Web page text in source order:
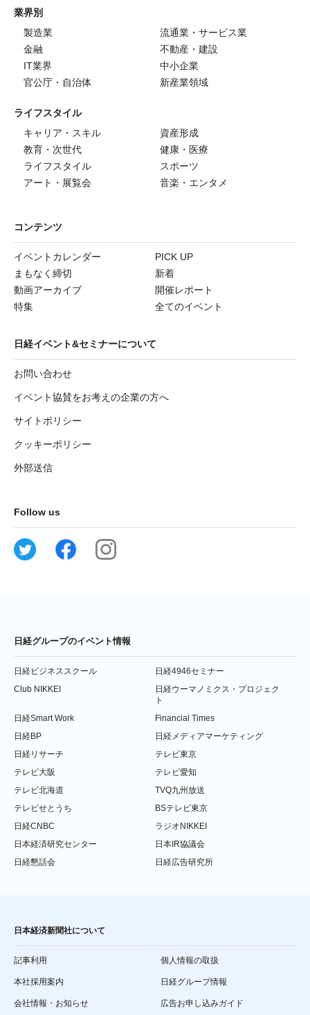
業界別
製造業
流通業・サービス業
金融
不動産・建設
IT業界
中小企業
官公庁・自治体
新産業領域
ライフスタイル
キャリア・スキル
資産形成
教育・次世代
健康・医療
ライフスタイル
スポーツ
アート・展覧会
音楽・エンタメ
コンテンツ
イベントカレンダー
PICK UP
まもなく締切
新着
動画アーカイブ
開催レポート
特集
全てのイベント
日経イベント&セミナーについて
お問い合わせ
イベント協賛をお考えの企業の方へ
サイトポリシー
クッキーポリシー
外部送信
Follow us
日経グループのイベント情報
日経ビジネススクール
日経4946セミナー
Club NIKKEI
日経ウーマノミクス・プロジェク
ト
日経Smart Work
Financial Times
日経BP
日経メディアマーケティング
日経リサーチ
テレビ東京
テレビ大阪
テレビ愛知
テレビ北海道
TVQ九州放送
テレビせとうち
BSテレビ東京
日経CNBC
ラジオNIKKEI
日本経済研究センター
日本IR協議会
日経懇話会
日経広告研究所
日本経済新聞社について
記事利用 個人情報の取扱
本社採用案内 日経グループ情報
会社情報・お知らせ 広告お申し込みガイド